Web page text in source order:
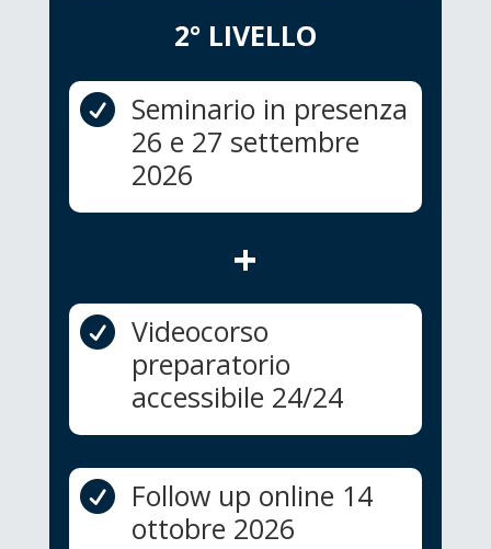
2° LIVELLO
 Seminario in presenza
26 e 27 settembre
2026
+
 Videocorso
preparatorio
accessibile 24/24
 Follow up online 14
ottobre 2026